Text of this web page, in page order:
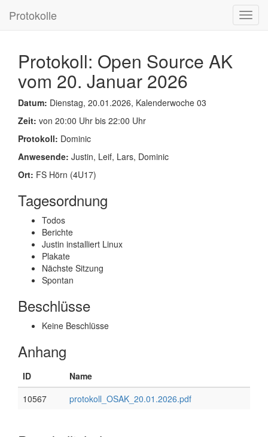
Protokolle
Protokoll: Open Source AK
vom 20. Januar 2026
Datum: Dienstag, 20.01.2026, Kalenderwoche 03
Zeit: von 20:00 Uhr bis 22:00 Uhr
Protokoll: Dominic
Anwesende: Justin, Leif, Lars, Dominic
Ort: FS Hörn (4U17)
Tagesordnung
Todos
Berichte
Justin installiert Linux
Plakate
Nächste Sitzung
Spontan
Beschlüsse
Keine Beschlüsse
Anhang
ID
Name
10567
protokoll_OSAK_20.01.2026.pdf